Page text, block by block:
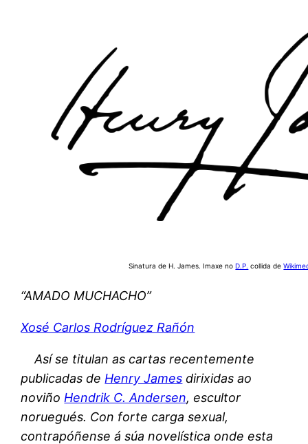
Sinatura de H. James. Imaxe noD.P. collida de
“AMADO MUCHACHO”
Xosé Carlos Rodríguez Rañón
Así se titulan as cartas recentemente
publicadas de Henry James dirixidas ao
noviño Hendrik C. Andersen, escultor
noruegués. Con forte carga sexual,
contrapóñense á súa novelística onde esta